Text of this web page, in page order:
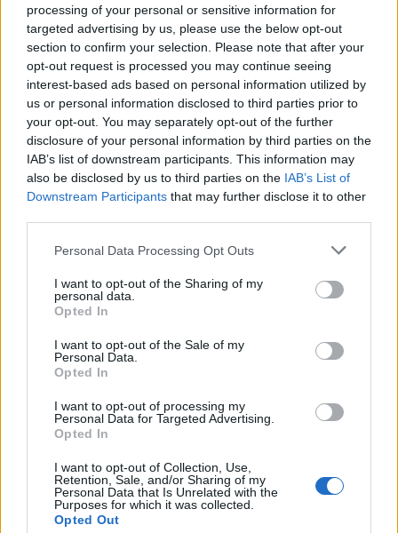
processing of your personal or sensitive information for
targeted advertising by us, please use the below opt-out
section to confirm your selection. Please note that after your
opt-out request is processed you may continue seeing
interest-based ads based on personal information utilized by
us or personal information disclosed to third parties prior to
your opt-out. You may separately opt-out of the further
disclosure of your personal information by third parties on the
IAB’s list of downstream participants. This information may
also be disclosed by us to third parties on the IAB’s List of
Downstream Participants that may further disclose it to other
Personal Data Processing Opt Outs
I want to opt-out of the Sharing of my
personal data.
Opted In
I want to opt-out of the Sale of my
Personal Data.
Opted In
I want to opt-out of processing my
Personal Data for Targeted Advertising.
Opted In
I want to opt-out of Collection, Use,
Retention, Sale, and/or Sharing of my
Personal Data that Is Unrelated with the
Purposes for which it was collected.
Opted Out
– από γυναίκες, στην κορυφή εξακολουθεί να
βρίσκεται η Μέριλιν Μονρόε. Για τον πρώτο του
ρόλο διαφημίζοντας Pepsi, το χειροκρότημα στο
Μπρόντγουεϊ, τη συνεργασία του με τον Ηλία
Καζάν, τις τρεις καλτ ταινίες στις οποίες
πρωταγωνίστησε: «Ανατολικά της Εδέμ»,
«Επαναστάτης χωρίς αιτία», «Ο Γίγας». «Παίρνω
βιταμίνες τώρα. Πάχυνα και νιώθω καλύτερα»,
γράφει σε ένα γράμμα στην Τζέιν Ντίσι. «Μου
λείπεις. Με αγάπη. Τζιμ». Κι εμάς μας λείπεις,
Τζέιμς.
*Σάντυ Τσαντάκη/Δημοσιεύθηκε στην
αντικείμενα
ΠΡΟΗΓΟΎΜΕΝΟ ΆΡΘΡΟ